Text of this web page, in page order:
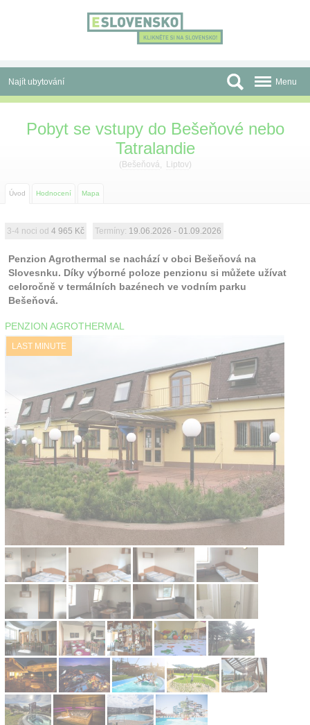
Najít ubytování
Před cestou
Atrakce
O nás
Menu
Pobyt se vstupy do Bešeňové nebo
Tatralandie
( Bešeňová, Liptov)
Úvod Hodnocení Mapa
3-4 noci od 4 965 Kč Termíny: 19.06.2026 - 01.09.2026
Penzion Agrothermal se nachází v obci Bešeňová na
Slovesnku. Díky výborné poloze penzionu si můžete užívat
celoročně v termálních bazénech ve vodním parku
Bešeňová.
PENZION AGROTHERMAL
LAST MINUTE